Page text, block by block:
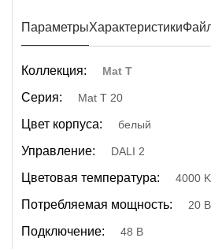
ПараметрыХарактеристики
Коллекция: Mat T
Серия: Mat T 20
Цвет корпуса: белый
Управление: DALI 2
Цветовая температура: 4000 K
Потребляемая мощность: 20
Подключение: 48 В